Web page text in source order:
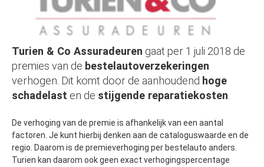
Turien & Co Assuradeuren gaat per 1 juli 2018 de
premies van de bestelautoverzekeringen
verhogen. Dit komt door de aanhoudend hoge
schadelast en de stijgende reparatiekosten
De verhoging van de premie is afhankelijk van een aantal
factoren. Je kunt hierbij denken aan de cataloguswaarde en de
regio. Daarom is de premieverhoging per bestelauto anders.
Turien kan daarom ook geen exact verhogingspercentage